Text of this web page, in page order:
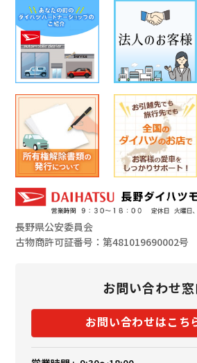
長野県公安委員会
古物商許可証番号：第481019690002号
お問い合わせ
お問い合わせはこち